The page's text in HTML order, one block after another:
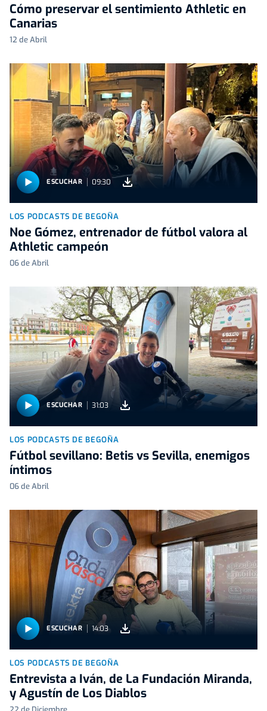
Cómo preservar el sentimiento Athletic en
Canarias
12 de Abril
ESCUCHAR 09:30
LOS PODCASTS DE BEGOÑA
Noe Gómez, entrenador de fútbol valora al
Athletic campeón
06 de Abril
ESCUCHAR 31:03
LOS PODCASTS DE BEGOÑA
Fútbol sevillano: Betis vs Sevilla, enemigos
íntimos
06 de Abril
ESCUCHAR 14:03
LOS PODCASTS DE BEGOÑA
Entrevista a Iván, de La Fundación Miranda,
y Agustín de Los Diablos